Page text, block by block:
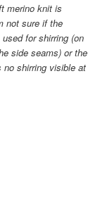
merino knit is
not sure if the
for shirring (on
side seams) or the
shirring visible at